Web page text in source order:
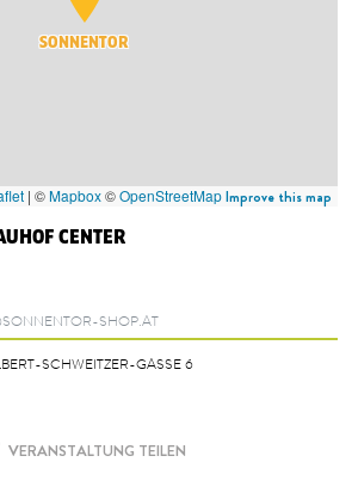
CENTER
SHOP.AT
SCHWEITZER-GASSE 6
VERANSTALTUNG TEILEN
SONNENTOR
| ©Mapbox©OpenStreetMapImprove this map